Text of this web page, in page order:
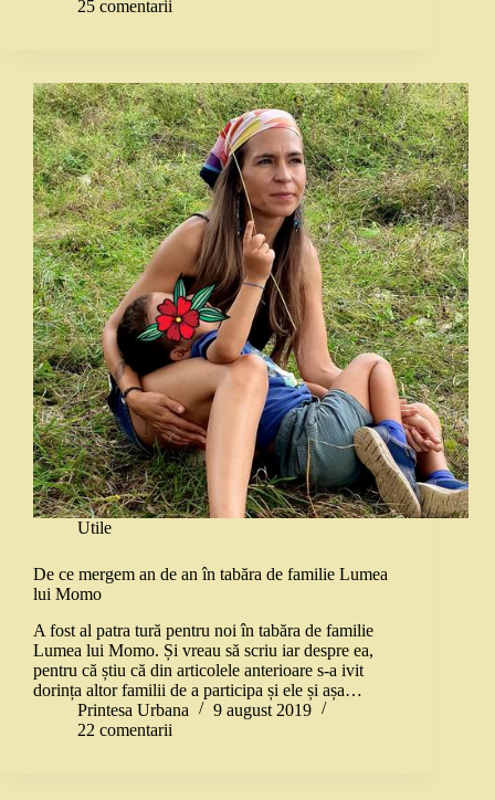
25 comentarii
Utile
De ce mergem an de an în tabăra de familie Lumea
lui Momo
A fost al patra tură pentru noi în tabăra de familie
Lumea lui Momo. Și vreau să scriu iar despre ea,
pentru că știu că din articolele anterioare s-a ivit
dorința altor familii de a participa și ele și așa…
Printesa Urbana
9 august 2019
22 comentarii